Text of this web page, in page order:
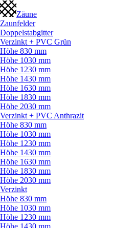
Zäune
Zaunfelder
Doppelstabgitter
Verzinkt + PVC Grün
Höhe 830 mm
Höhe 1030 mm
Höhe 1230 mm
Höhe 1430 mm
Höhe 1630 mm
Höhe 1830 mm
Höhe 2030 mm
Verzinkt + PVC Anthrazit
Höhe 830 mm
Höhe 1030 mm
Höhe 1230 mm
Höhe 1430 mm
Höhe 1630 mm
Höhe 1830 mm
Höhe 2030 mm
Verzinkt
Höhe 830 mm
Höhe 1030 mm
Höhe 1230 mm
Höhe 1430 mm